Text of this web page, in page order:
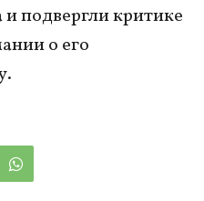
подвергли критике
о его